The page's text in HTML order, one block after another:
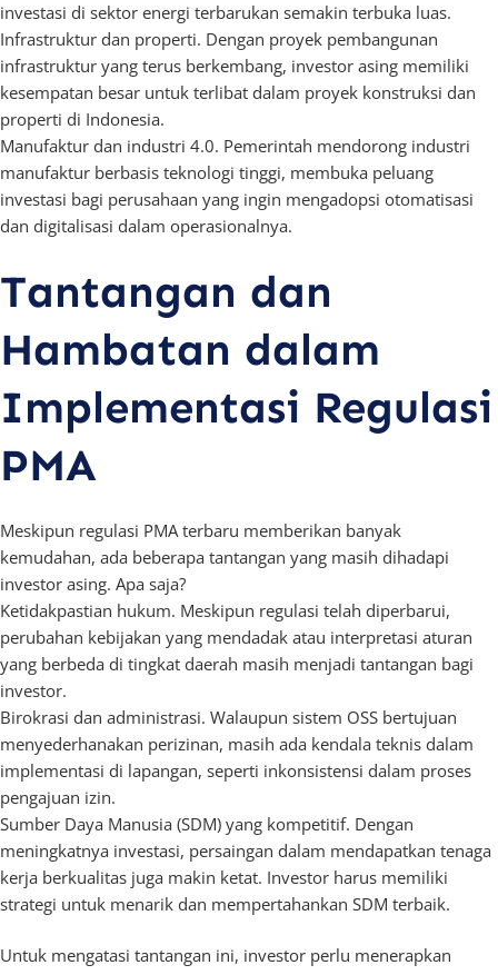
investasi di sektor energi terbarukan semakin terbuka luas.
Infrastruktur dan properti. Dengan proyek pembangunan
infrastruktur yang terus berkembang, investor asing memiliki
kesempatan besar untuk terlibat dalam proyek konstruksi dan
properti di Indonesia.
Manufaktur dan industri 4.0. Pemerintah mendorong industri
manufaktur berbasis teknologi tinggi, membuka peluang
investasi bagi perusahaan yang ingin mengadopsi otomatisasi
dan digitalisasi dalam operasionalnya.
Tantangan dan
Hambatan dalam
Implementasi Regulasi
PMA
Meskipun regulasi PMA terbaru memberikan banyak
kemudahan, ada beberapa tantangan yang masih dihadapi
investor asing. Apa saja?
Ketidakpastian hukum. Meskipun regulasi telah diperbarui,
perubahan kebijakan yang mendadak atau interpretasi aturan
yang berbeda di tingkat daerah masih menjadi tantangan bagi
investor.
Birokrasi dan administrasi. Walaupun sistem OSS bertujuan
menyederhanakan perizinan, masih ada kendala teknis dalam
implementasi di lapangan, seperti inkonsistensi dalam proses
pengajuan izin.
Sumber Daya Manusia (SDM) yang kompetitif. Dengan
meningkatnya investasi, persaingan dalam mendapatkan tenaga
kerja berkualitas juga makin ketat. Investor harus memiliki
strategi untuk menarik dan mempertahankan SDM terbaik.
Untuk mengatasi tantangan ini, investor perlu menerapkan